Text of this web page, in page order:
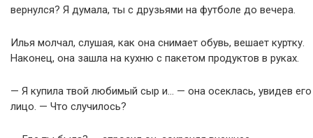
вернулся? Я думала, ты с друзьями на футболе до вечера.
Илья молчал, слушая, как она снимает обувь, вешает куртку.
Наконец, она зашла на кухню с пакетом продуктов в руках.
— Я купила твой любимый сыр и… — она осеклась, увидев его
лицо. — Что случилось?